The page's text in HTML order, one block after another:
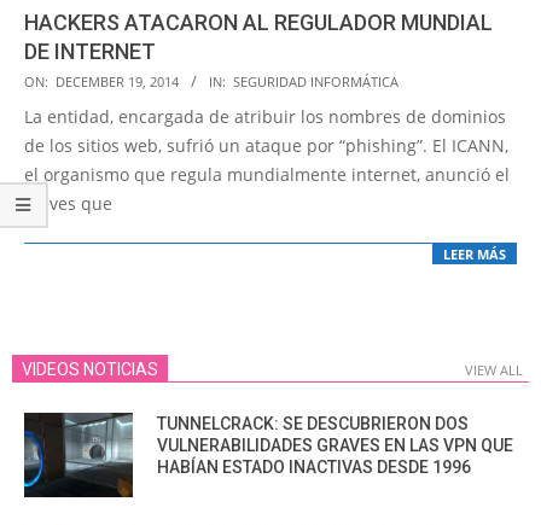
HACKERS ATACARON AL REGULADOR MUNDIAL
DE INTERNET
2014-
12-
19
ON: DECEMBER 19, 2014 IN: SEGURIDAD INFORMÁTICA
La entidad, encargada de atribuir los nombres de dominios
de los sitios web, sufrió un ataque por “phishing”. El ICANN,
el organismo que regula mundialmente internet, anunció el
jueves que
LEER MÁS
VIDEOS NOTICIAS VIEW ALL
TUNNELCRACK: SE DESCUBRIERON DOS
VULNERABILIDADES GRAVES EN LAS VPN QUE
HABÍAN ESTADO INACTIVAS DESDE 1996